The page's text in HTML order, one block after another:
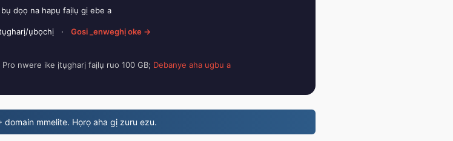
bụ dọọ na hapụ faịlụ gị ebe a
ụbọchị · Gosi _enweghị oke →
nwere ike ịtụgharị faịlụ ruo 100 GB; Debanye aha ugbu a
domain mmelite. Họrọ aha gị zuru ezu.